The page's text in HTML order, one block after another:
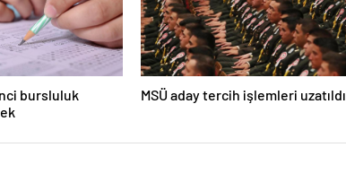
bursluluk
MSÜ aday tercih işlemleri uzatıldı